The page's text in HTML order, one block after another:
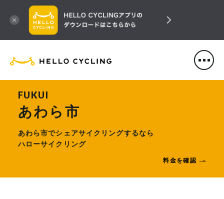
HELLO CYCLING（ハローサ
FUKUI
あわら市
あわら市でシェアサイクリングするなら
ハローサイクリング
料金を確認